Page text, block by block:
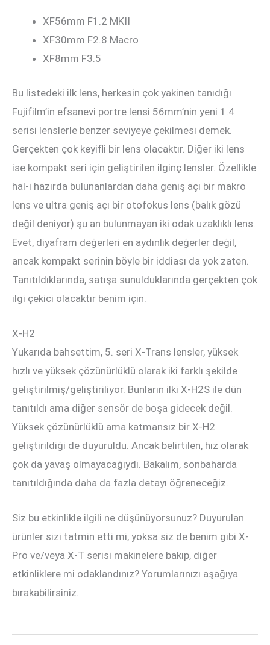
XF56mm F1.2 MKII
XF30mm F2.8 Macro
XF8mm F3.5
Bu listedeki ilk lens, herkesin çok yakinen tanıdığı
Fujifilm’in efsanevi portre lensi 56mm’nin yeni 1.4
serisi lenslerle benzer seviyeye çekilmesi demek.
Gerçekten çok keyifli bir lens olacaktır. Diğer iki lens
ise kompakt seri için geliştirilen ilginç lensler. Özellikle
hal-i hazırda bulunanlardan daha geniş açı bir makro
lens ve ultra geniş açı bir otofokus lens (balık gözü
değil deniyor) şu an bulunmayan iki odak uzaklıklı lens.
Evet, diyafram değerleri en aydınlık değerler değil,
ancak kompakt serinin böyle bir iddiası da yok zaten.
Tanıtıldıklarında, satışa sunulduklarında gerçekten çok
ilgi çekici olacaktır benim için.
X-H2
Yukarıda bahsettim, 5. seri X-Trans lensler, yüksek
hızlı ve yüksek çözünürlüklü olarak iki farklı şekilde
geliştirilmiş/geliştiriliyor. Bunların ilki X-H2S ile dün
tanıtıldı ama diğer sensör de boşa gidecek değil.
Yüksek çözünürlüklü ama katmansız bir X-H2
geliştirildiği de duyuruldu. Ancak belirtilen, hız olarak
çok da yavaş olmayacağıydı. Bakalım, sonbaharda
tanıtıldığında daha da fazla detayı öğreneceğiz.
Siz bu etkinlikle ilgili ne düşünüyorsunuz? Duyurulan
ürünler sizi tatmin etti mi, yoksa siz de benim gibi X-
Pro ve/veya X-T serisi makinelere bakıp, diğer
etkinliklere mi odaklandınız? Yorumlarınızı aşağıya
bırakabilirsiniz.